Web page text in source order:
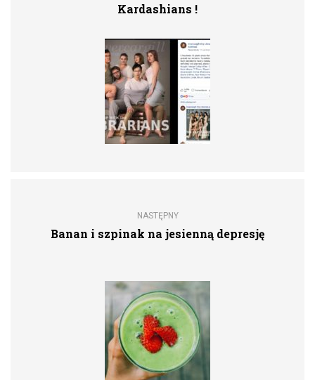
Kardashians !
NASTĘPNY
Banan i szpinak na jesienną depresję